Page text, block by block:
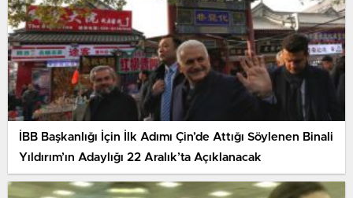
İBB Başkanlığı İçin İlk Adımı Çin’de Attığı Söylenen Binali
Yıldırım’ın Adaylığı 22 Aralık’ta Açıklanacak